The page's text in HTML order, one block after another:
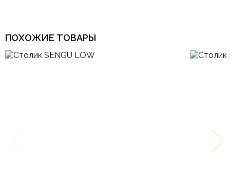
ПОХОЖИЕ ТОВАРЫ